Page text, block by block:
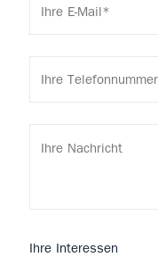
Ihre Interessen